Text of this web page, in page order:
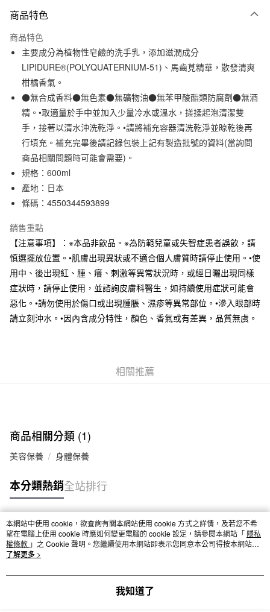
信用卡一次付款
信用卡分期付款
3 期 0 利率 每期NT$79 21家銀行
合作金庫商業銀行
華南商業銀行
彰化商業銀行
上海商業儲蓄銀行
台北富邦商業銀行
臺灣中小企業銀行
台中商業銀行
匯豐（台灣）商業銀行
華泰商業銀行
聯邦商業銀行
元大商業銀行
玉山商業銀行
台新國際商業銀行
台灣樂天信用卡公司
超商取貨付款
LINE Pay
Apple Pay
街口支付
悠遊付
運送方式
全家取貨付款
每筆NT$65，滿NT$1,000(含以上)免運費
付款後全家取貨
每筆NT$65，滿NT$1,000(含以上)免運費
7-11取貨付款
每筆NT$65，滿NT$1,000(含以上)免運費
免運費
商品特色
商品特色
主要成分為植物性皂鹼的洗手乳，添加滋潤成分
LIPIDURE®(POLYQUATERNIUM-51)、馬齒莧精華，散發清爽
柑橘香氣。
●無合成香料●無色素●無礦物油●無苯甲酸酯類防腐劑●無酒
精。•取適量於手中並加入少量冷水或溫水，搓揉起泡清潔雙
手，接著以清水沖洗乾淨。•請將補充容器清洗乾淨並晾乾後再
行填充。補充完畢後請記錄包裝上記有製造批號的資料(當詢問
商品相關問題時可能會需要)。
規格：600ml
產地：日本
條碼：4550344593899
銷售重點
【注意事項】：※本品非飲品。※為防範兒童或失智症患者誤飲，請
慎選擺放位置。•肌膚出現異狀或不適合個人膚質時請停止使用。•使
用中、後出現紅、腫、癢、刺激等異常狀況時，或經日曬出現同樣
症狀時，請停止使用，並諮詢皮膚科醫生，如持續使用症狀可能會
惡化。•請勿使用於傷口或出現腫脹、濕疹等異常部位。•滲入眼部時
請立刻沖水。•因內含成分特性，顏色、香氣或有差異，品質無虞。
相關推薦
商品相關分類 (1)
美容保養 身體保養
本分類熱銷全站排行
熱門標籤
本網站中使用 cookie，欲查詢有關本網站使用 cookie 方式之詳情，及若您不希
望在電腦上使用 cookie 時應如何變更電腦的 cookie 設定，請參閱本網站「 隱私
權條款 」之 Cookie 聲明。您繼續使用本網站即表示您同意本公司得按本網站使
用條款之 Cookie 聲明使用 cookie。
了解更多 >
我知道了